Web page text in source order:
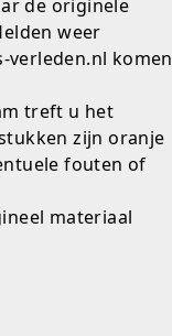
de originele
weer
verleden.nl komen
treft u het
zijn oranje
fouten of
materiaal